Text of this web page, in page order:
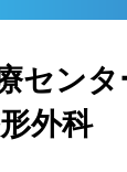
センタ
外科